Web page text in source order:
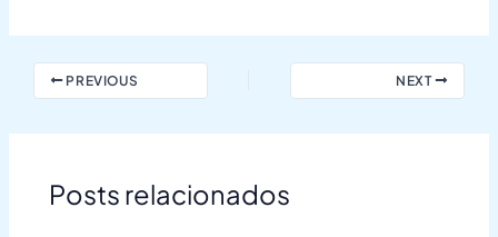
PREVIOUS NEXT
Posts relacionados